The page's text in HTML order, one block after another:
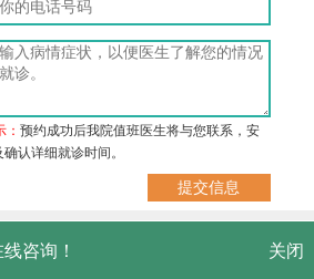
：预约成功后我院值班医生将与您联系，安
认详细就诊时间。
武汉市硚口区解放大道479号
咨询！ 关闭